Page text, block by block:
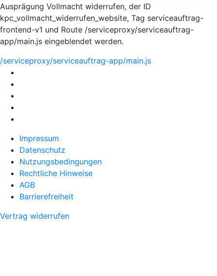
Ausprägung Vollmacht widerrufen, der ID
kpc_vollmacht_widerrufen_website, Tag serviceauftrag-
frontend-v1 und Route /serviceproxy/serviceauftrag-
app/main.js eingeblendet werden.
/serviceproxy/serviceauftrag-app/main.js
Impressum
Datenschutz
Nutzungsbedingungen
Rechtliche Hinweise
AGB
Barrierefreiheit
Vertrag widerrufen